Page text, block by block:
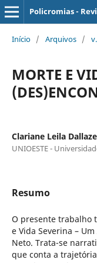
Policromias -
Início / Arquivos /
MORTE E
Clariane Leila
UNIOESTE -
Resumo
O presente trabalho
e Vida Severina –
Neto. Trata-se
que conta a